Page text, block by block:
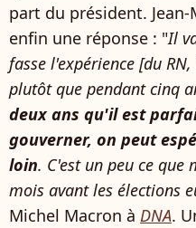
part du président.
enfin une réponse : "Il
fasse l'expérience [du
plutôt que pendant cinq
deux ans qu'il est
gouverner, on peut
loin. C'est un peu ce
mois avant les élections
Michel Macron à DNA.